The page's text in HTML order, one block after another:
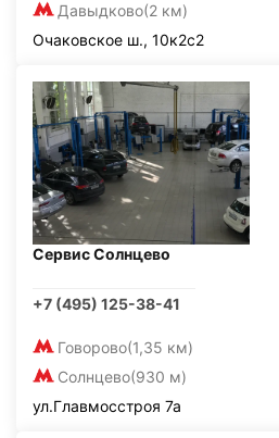
Давыдково(2 км)
Очаковское ш., 10к2с2
Сервис Солнцево
+7 (495) 125-38-41
Говорово(1,35 км)
Солнцево(930 м)
ул.Главмосстроя 7а